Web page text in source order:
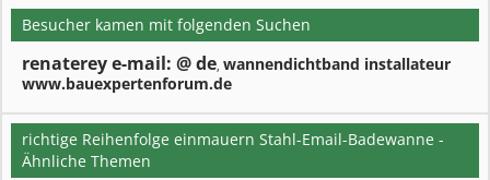
Besucher kamen mit folgenden Suchen
renaterey e-mail: @ de, wannendichtband installateur
www.bauexpertenforum.de
richtige Reihenfolge einmauern Stahl-Email-Badewanne -
Ähnliche Themen